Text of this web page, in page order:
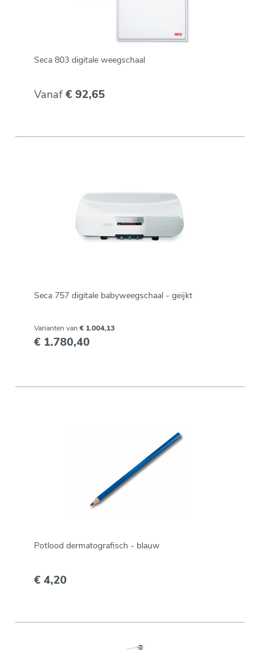
Seca 803 digitale weegschaal
Vanaf€ 92,65
Seca 757 digitale babyweegschaal - geijkt
Varianten van € 1.004,13
€ 1.780,40
Potlood dermatografisch - blauw
€ 4,20